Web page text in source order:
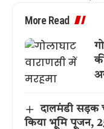
More Read
दालमंडी सड़क
किया भूमि पूजन,